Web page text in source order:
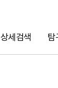
상세검색 탐
검색